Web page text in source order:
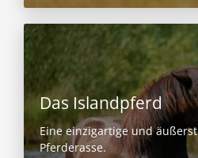
Das Islandpferd
Eine einzigartige und
Pferderasse.